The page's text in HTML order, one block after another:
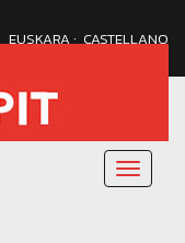
EUSKARA·CASTELLANO
Menu